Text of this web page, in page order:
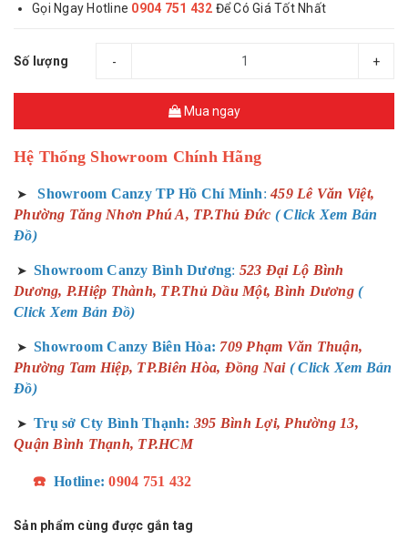
Gọi Ngay Hotline 0904 751 432 Để Có Giá Tốt Nhất
Số lượng - +
Mua ngay
Hệ Thống Showroom Chính Hãng
➤ Showroom Canzy TP Hồ Chí Minh: 459 Lê Văn Việt,
Phường Tăng Nhơn Phú A, TP.Thủ Đức ( Click Xem Bản
Đồ)
➤ Showroom Canzy Bình Dương: 523 Đại Lộ Bình
Dương, P.Hiệp Thành, TP.Thủ Dầu Một, Bình Dương (
Click Xem Bản Đồ)
➤ Showroom Canzy Biên Hòa: 709 Phạm Văn Thuận,
Phường Tam Hiệp, TP.Biên Hòa, Đồng Nai ( Click Xem Bản
Đồ)
➤ Trụ sở Cty Bình Thạnh: 395 Bình Lợi, Phường 13,
Quận Bình Thạnh, TP.HCM
☎️ Hotline: 0904 751 432
Sản phẩm cùng được gắn tag